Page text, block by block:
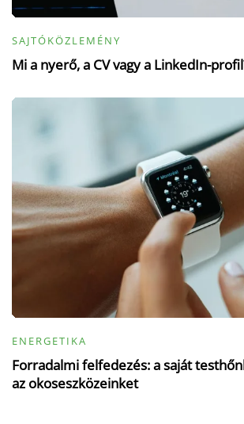
SAJTÓKÖZLEMÉNY
Mi a nyerő, a CV vagy a LinkedIn-
ENERGETIKA
Forradalmi felfedezés: a saját
az okoseszközeinket